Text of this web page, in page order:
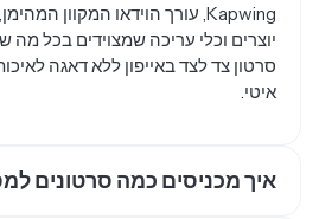
יוצרים וכלי עריכה שמצוידים בכל מה
סרטון צד לצד באייפון ללא דאגה
איטי.
איך מכניסים כמה סרטונים